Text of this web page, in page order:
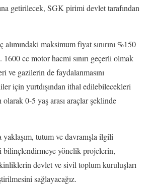
getirilecek, SGK pirimi devlet tarafından
alımındaki maksimum fiyat sınırını %150
1600 cc motor hacmi sınırı geçerli olmak
ve gazilerin de faydalanmasını
için yurtdışından ithal edilebilecekleri
olarak 0-5 yaş arası araçlar şeklinde
tutum ve davranışla ilgili
yönelik projelerin,
devlet ve sivil toplum kuruluşları
sağlayacağız.